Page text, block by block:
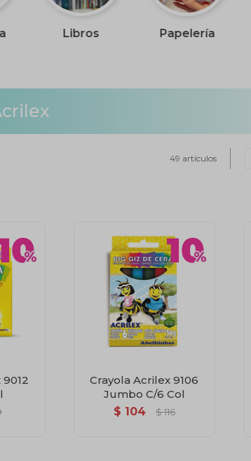
Libros Papelería
49 artículos
Crayola Acrilex 9106
Jumbo C/6 Col
$ 104 $ 116